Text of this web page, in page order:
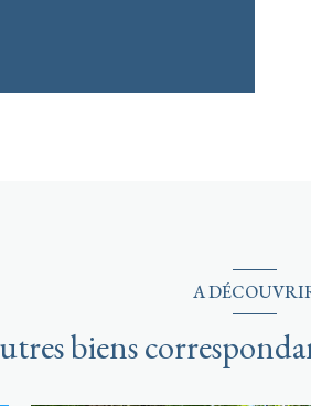
A
biens